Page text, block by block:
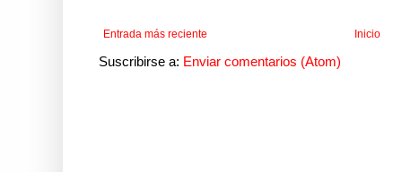
Entrada más reciente Inicio
Suscribirse a: Enviar comentarios (Atom)